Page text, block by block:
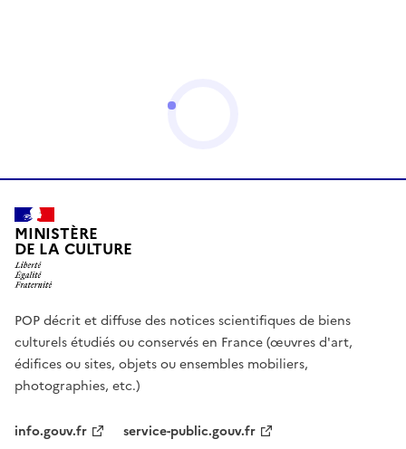
MINISTÈRE
DE LA CULTURE
POP décrit et diffuse des notices scientifiques de biens
culturels étudiés ou conservés en France (œuvres d'art,
édifices ou sites, objets ou ensembles mobiliers,
photographies, etc.)
info.gouv.fr service-public.gouv.fr